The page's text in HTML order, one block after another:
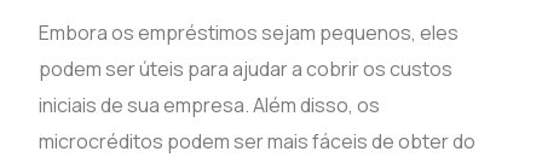
Embora os empréstimos sejam pequenos, eles
podem ser úteis para ajudar a cobrir os custos
iniciais de sua empresa. Além disso, os
microcréditos podem ser mais fáceis de obter do